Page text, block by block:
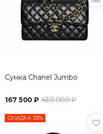
Сумка Chanel Jumbo
167 500 ₽ 430 000 ₽
СКИДКА 55%